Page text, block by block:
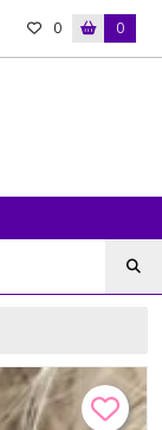
0 0